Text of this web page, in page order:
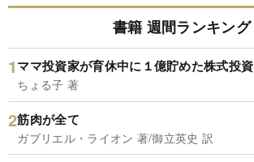
書籍 週間ランキング
ママ投資家が育休中に１億貯めた株式投資
ちょる子 著
筋肉が全て
ガブリエル・ライオン 著/御立英史 訳